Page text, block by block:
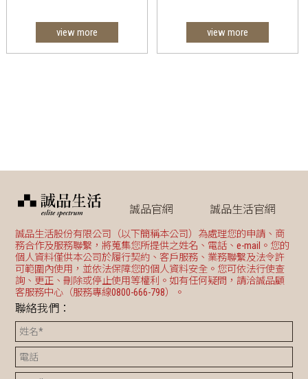
view more view more
誠品官網 誠品生活官網
誠品生活股份有限公司（以下簡稱本公司）為處理您的申請、商
務合作及服務聯繫，將蒐集您所提供之姓名、電話、e-mail。您的
個人資料僅供本公司於履行契約、客戶服務、業務聯繫及法令許
可範圍內使用，並依法保障您的個人資料安全。您可依法行使查
詢、更正、刪除或停止使用等權利。如有任何疑問，請洽誠品顧
客服務中心（服務專線0800-666-798）。
聯絡我們：